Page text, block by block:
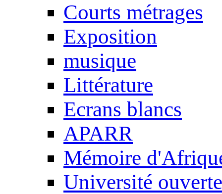
Courts métrages
Exposition
musique
Littérature
Ecrans blancs
APARR
Mémoire
Université ouverte